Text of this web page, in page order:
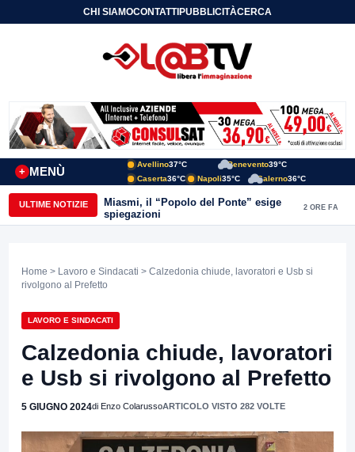
CHI SIAMOCONTATTIPUBBLICITÀCERCA
MENÙ
+
Avellino37°C Benevento39°C
Caserta36°C Napoli35°C Salerno36°C
ULTIME NOTIZIE
Miasmi, il “Popolo del Ponte” esige
spiegazioni
2 ORE FA
Home > Lavoro e Sindacati > Calzedonia chiude, lavoratori e Usb si
rivolgono al Prefetto
LAVORO E SINDACATI
Calzedonia chiude, lavoratori
e Usb si rivolgono al Prefetto
5 GIUGNO 2024di Enzo ColarussoARTICOLO VISTO 282 VOLTE